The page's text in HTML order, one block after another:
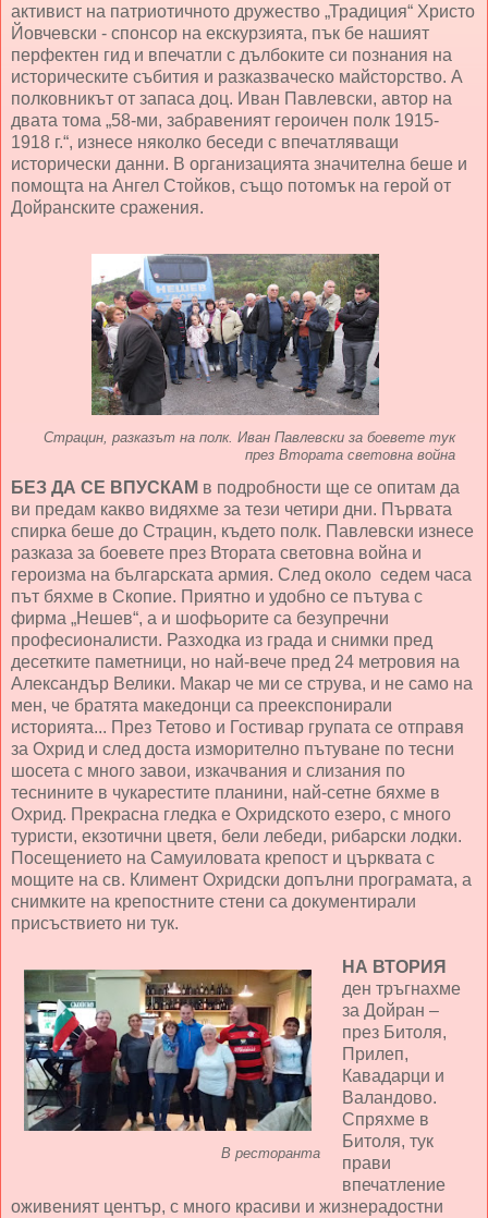
активист на патриотичното дружество „Традиция“ Христо
Йовчевски - спонсор на екскурзията, пък бе нашият
перфектен гид и впечатли с дълбоките си познания на
историческите събития и разказваческо майсторство. А
полковникът от запаса доц. Иван Павлевски, автор на
двата тома „58-ми, забравеният героичен полк 1915-
1918 г.“, изнесе няколко беседи с впечатляващи
исторически данни. В организацията значителна беше и
помощта на Ангел Стойков, също потомък на герой от
Дойранските сражения.
Страцин, разказът на полк. Иван Павлевски за боевете тук
през Втората световна война
БЕЗ ДА СЕ ВПУСКАМ в подробности ще се опитам да
ви предам какво видяхме за тези четири дни. Първата
спирка беше до Страцин, където полк. Павлевски изнесе
разказа за боевете през Втората световна война и
героизма на българската армия. След около седем часа
път бяхме в Скопие. Приятно и удобно се пътува с
фирма „Нешев“, а и шофьорите са безупречни
професионалисти. Разходка из града и снимки пред
десетките паметници, но най-вече пред 24 метровия на
Александър Велики. Макар че ми се струва, и не само на
мен, че братята македонци са преекспонирали
историята... През Тетово и Гостивар групата се отправя
за Охрид и след доста изморително пътуване по тесни
шосета с много завои, изкачвания и слизания по
теснините в чукарестите планини, най-сетне бяхме в
Охрид. Прекрасна гледка е Охридското езеро, с много
туристи, екзотични цветя, бели лебеди, рибарски лодки.
Посещението на Самуиловата крепост и църквата с
мощите на св. Климент Охридски допълни програмата, а
снимките на крепостните стени са документирали
присъствието ни тук.
В ресторанта
НА ВТОРИЯ
ден тръгнахме
за Дойран –
през Битоля,
Прилеп,
Кавадарци и
Валандово.
Спряхме в
Битоля, тук
прави
впечатление
оживеният център, с много красиви и жизнерадостни